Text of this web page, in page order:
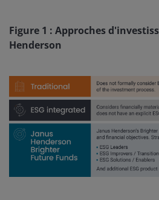
Figure 1 : Approches
Henderson